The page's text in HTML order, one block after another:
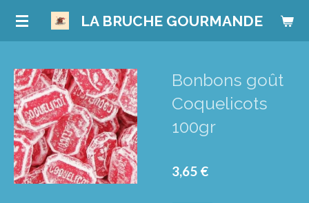
Passer
principal
LA BRUCHE GOURMANDE
Bonbons goût
Coquelicots
100gr
3,65 €